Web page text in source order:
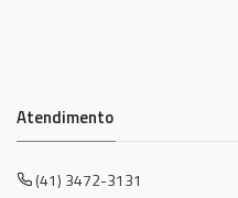
Atendimento
(41) 3472-3131